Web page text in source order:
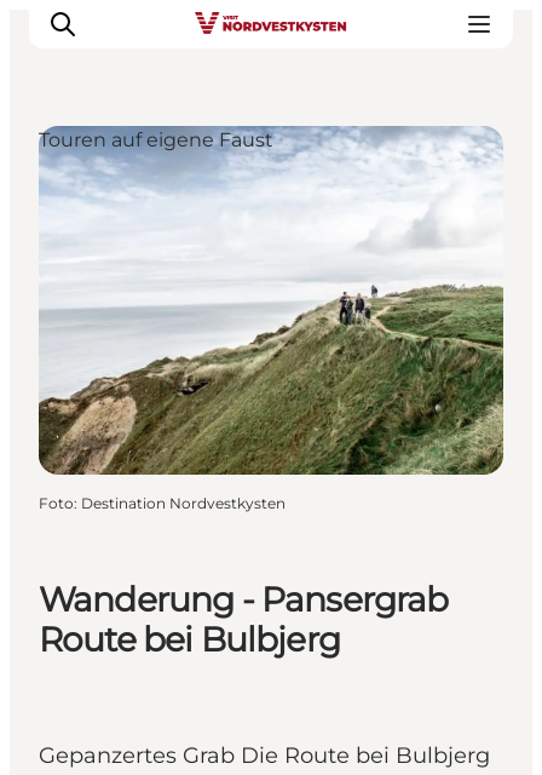
Urlaubsorte
Inspiration
Unterkunft
Mach deine Urlaubsplanung
Wanderung - Pansergrab
Route bei Bulbjerg
Gepanzertes Grab Die Route bei Bulbjerg
Touren auf eigene Faust
Foto: Destination Nordvestkysten